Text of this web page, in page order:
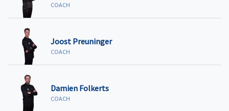
COACH
Joost Preuninger
COACH
Damien Folkerts
COACH